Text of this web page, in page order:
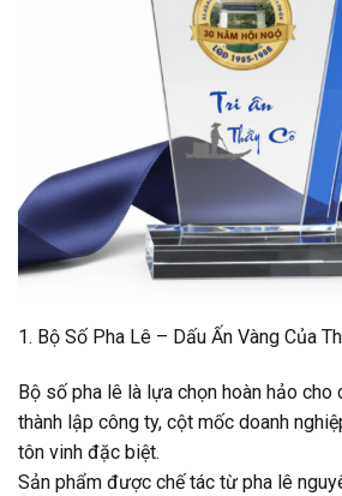
1. Bộ Số Pha Lê – Dấu Ấn Vàng Của
Bộ số pha lê là lựa chọn hoàn hảo cho
thành lập công ty, cột mốc doanh
tôn vinh đặc biệt.
Sản phẩm được chế tác từ pha lê